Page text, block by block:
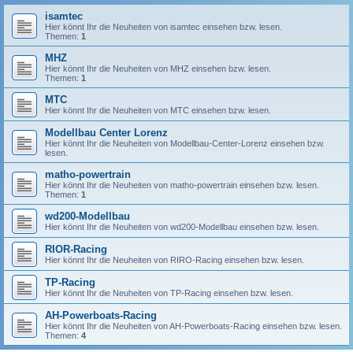
isamtec
Hier könnt Ihr die Neuheiten von isamtec einsehen bzw. lesen.
Themen: 1
MHZ
Hier könnt Ihr die Neuheiten von MHZ einsehen bzw. lesen.
Themen: 1
MTC
Hier könnt Ihr die Neuheiten von MTC einsehen bzw. lesen.
Modellbau Center Lorenz
Hier könnt Ihr die Neuheiten von Modellbau-Center-Lorenz einsehen bzw.
lesen.
matho-powertrain
Hier könnt Ihr die Neuheiten von matho-powertrain einsehen bzw. lesen.
Themen: 1
wd200-Modellbau
Hier könnt Ihr die Neuheiten von wd200-Modellbau einsehen bzw. lesen.
RIOR-Racing
Hier könnt Ihr die Neuheiten von RIRO-Racing einsehen bzw. lesen.
TP-Racing
Hier könnt Ihr die Neuheiten von TP-Racing einsehen bzw. lesen.
AH-Powerboats-Racing
Hier könnt Ihr die Neuheiten von AH-Powerboats-Racing einsehen bzw. lesen.
Themen: 4